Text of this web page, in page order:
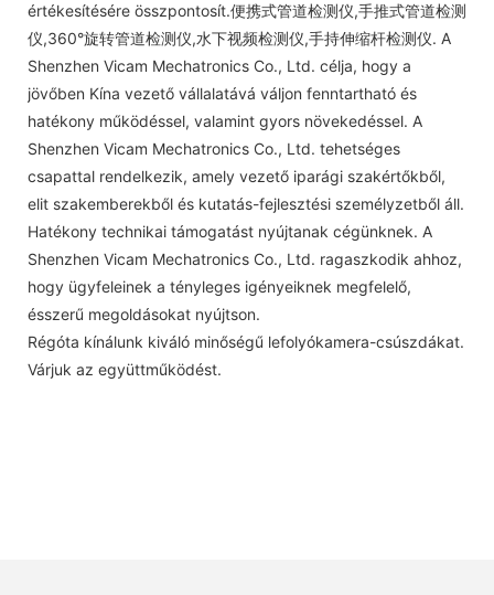
értékesítésére összpontosít.便携式管道检测仪,手推式管道检测
仪,360°旋转管道检测仪,水下视频检测仪,手持伸缩杆检测仪. A
Shenzhen Vicam Mechatronics Co., Ltd. célja, hogy a
jövőben Kína vezető vállalatává váljon fenntartható és
hatékony működéssel, valamint gyors növekedéssel. A
Shenzhen Vicam Mechatronics Co., Ltd. tehetséges
csapattal rendelkezik, amely vezető iparági szakértőkből,
elit szakemberekből és kutatás-fejlesztési személyzetből áll.
Hatékony technikai támogatást nyújtanak cégünknek. A
Shenzhen Vicam Mechatronics Co., Ltd. ragaszkodik ahhoz,
hogy ügyfeleinek a tényleges igényeiknek megfelelő,
ésszerű megoldásokat nyújtson.
Régóta kínálunk kiváló minőségű lefolyókamera-csúszdákat.
Várjuk az együttműködést.